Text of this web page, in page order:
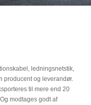
ledningsnetstik,
producent og leverandør.
til mere end 20
modtages godt af